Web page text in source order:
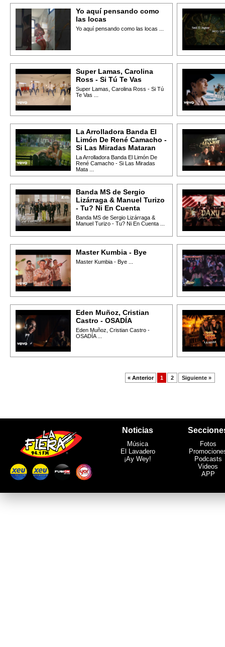
Yo aquí pensando como
las locas
Yo aquí pensando como las locas ...
Super Lamas, Carolina
Ross - Si Tú Te Vas
Super Lamas, Carolina Ross - Si Tú
Te Vas ...
La Arrolladora Banda El
Limón De René Camacho -
Si Las Miradas Mataran
La Arrolladora Banda El Limón De
René Camacho - Si Las Miradas
Mata ...
Banda MS de Sergio
Lizárraga & Manuel Turizo
- Tu? Ni En Cuenta
Banda MS de Sergio Lizárraga &
Manuel Turizo - Tu? Ni En Cuenta ...
Master Kumbia - Bye
Master Kumbia - Bye ...
Eden Muñoz, Cristian
Castro - OSADÍA
Eden Muñoz, Cristian Castro -
OSADÍA ...
« Anterior 1 2 Siguiente »
Noticias
Música
El Lavadero
¡Ay Wey!
Fotos
Podcasts
Videos
APP